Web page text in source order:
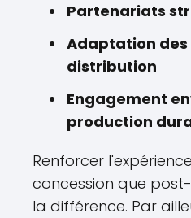
Partenariats
Adaptation des
distribution
Engagement
production
Renforcer
concession que
la différence. Par